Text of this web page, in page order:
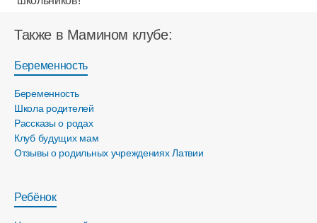
Также в Мамином клубе:
Беременность
Беременность
Школа родителей
Рассказы о родах
Клуб будущих мам
Отзывы о родильных учреждениях Латвии
Ребёнок